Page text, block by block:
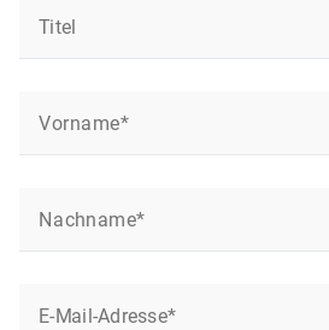
Titel
Vorname*
Nachname*
E-Mail-Adresse*